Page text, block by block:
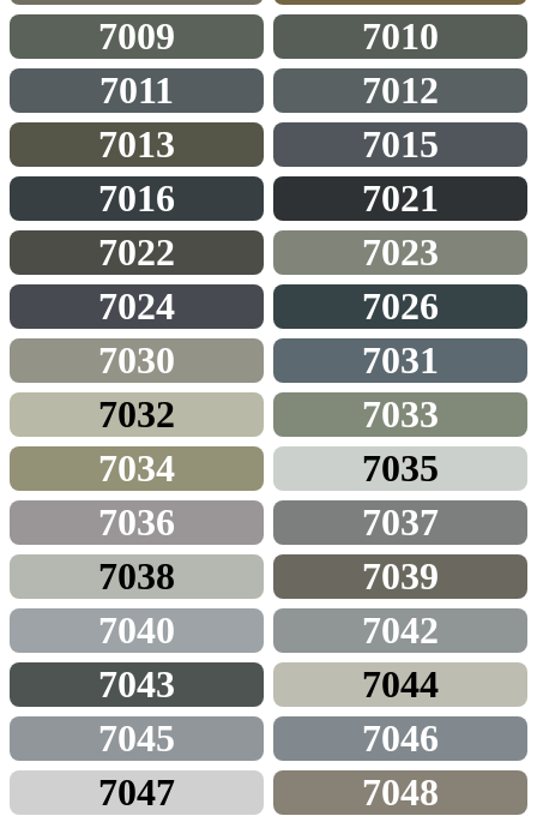
7009
7010
7011
7012
7013
7015
7016
7021
7022
7023
7024
7026
7030
7031
7032
7033
7034
7035
7036
7037
7038
7039
7040
7042
7043
7044
7045
7046
7047
7048